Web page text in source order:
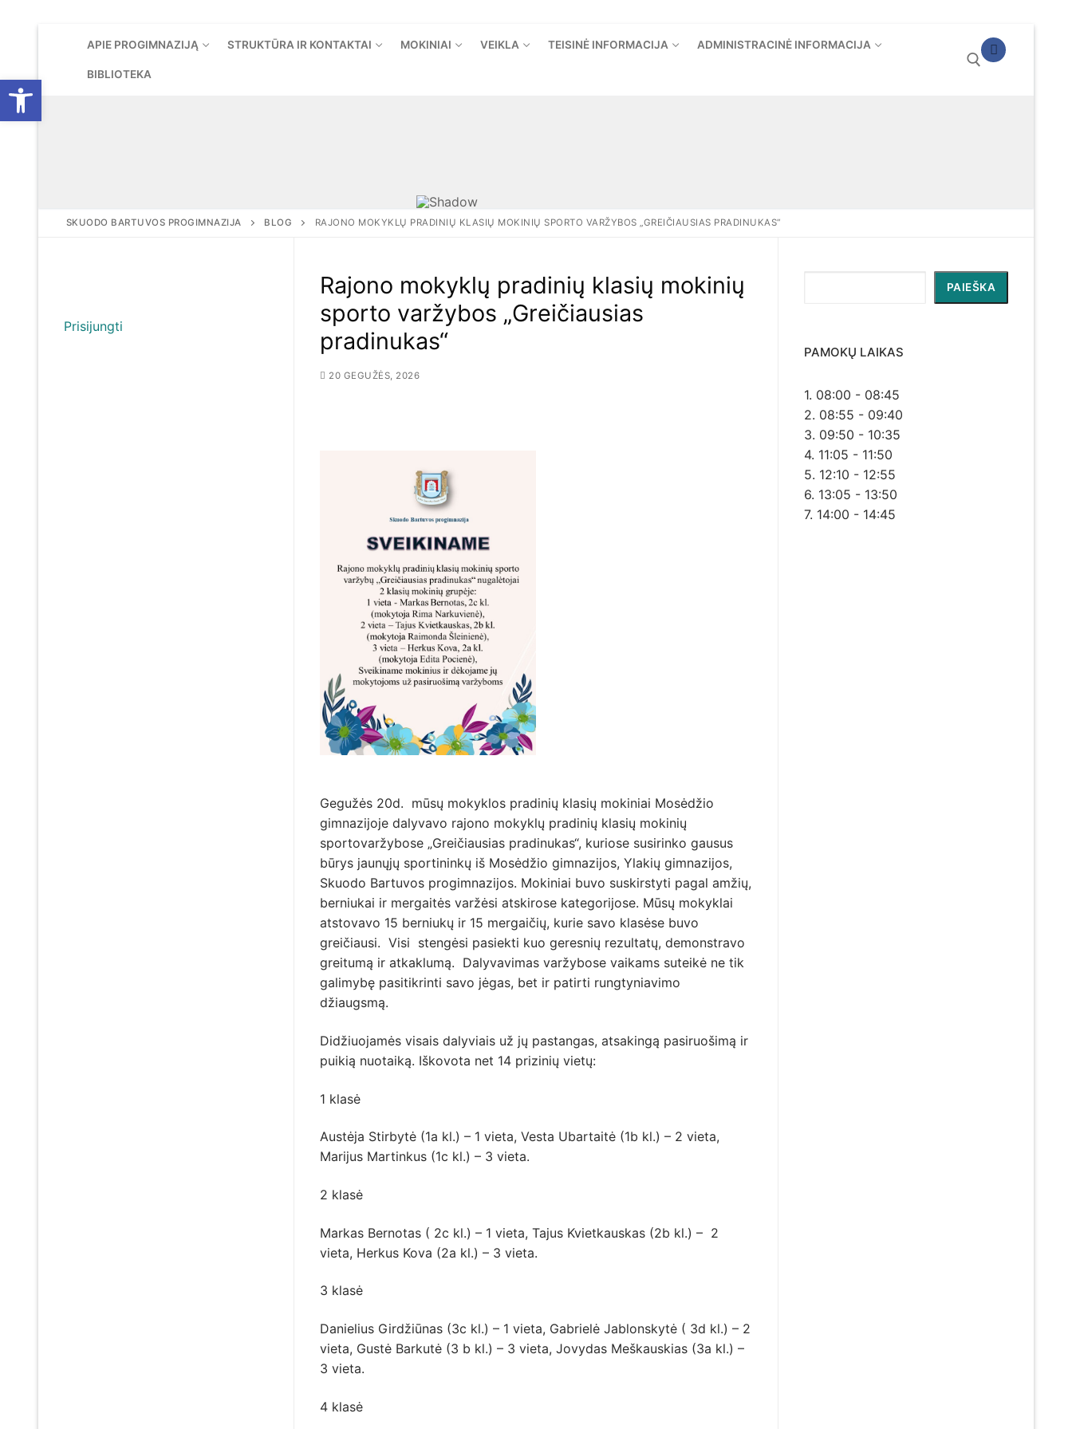
Open toolbar
APIE PROGIMNAZIJĄ STRUKTŪRA IR KONTAKTAI MOKINIAI VEIKLA TEISINĖ INFORMACIJA ADMINISTRACINĖ INFORMACIJA
BIBLIOTEKA
SKUODO BARTUVOS PROGIMNAZIJA BLOG RAJONO MOKYKLŲ PRADINIŲ KLASIŲ MOKINIŲ SPORTO VARŽYBOS „GREIČIAUSIAS PRADINUKAS“
Rajono mokyklų pradinių klasių mokinių
sporto varžybos „Greičiausias
pradinukas“
20 GEGUŽĖS, 2026
Gegužės 20d. mūsų mokyklos pradinių klasių mokiniai Mosėdžio
gimnazijoje dalyvavo rajono mokyklų pradinių klasių mokinių
sportovaržybose „Greičiausias pradinukas“, kuriose susirinko gausus
būrys jaunųjų sportininkų iš Mosėdžio gimnazijos, Ylakių gimnazijos,
Skuodo Bartuvos progimnazijos. Mokiniai buvo suskirstyti pagal amžių,
berniukai ir mergaitės varžėsi atskirose kategorijose. Mūsų mokyklai
atstovavo 15 berniukų ir 15 mergaičių, kurie savo klasėse buvo
greičiausi. Visi stengėsi pasiekti kuo geresnių rezultatų, demonstravo
greitumą ir atkaklumą. Dalyvavimas varžybose vaikams suteikė ne tik
galimybę pasitikrinti savo jėgas, bet ir patirti rungtyniavimo
džiaugsmą.
Didžiuojamės visais dalyviais už jų pastangas, atsakingą pasiruošimą ir
puikią nuotaiką. Iškovota net 14 prizinių vietų:
1 klasė
Austėja Stirbytė (1a kl.) – 1 vieta, Vesta Ubartaitė (1b kl.) – 2 vieta,
Marijus Martinkus (1c kl.) – 3 vieta.
2 klasė
Markas Bernotas ( 2c kl.) – 1 vieta, Tajus Kvietkauskas (2b kl.) – 2
vieta, Herkus Kova (2a kl.) – 3 vieta.
3 klasė
Danielius Girdžiūnas (3c kl.) – 1 vieta, Gabrielė Jablonskytė ( 3d kl.) – 2
vieta, Gustė Barkutė (3 b kl.) – 3 vieta, Jovydas Meškauskias (3a kl.) –
3 vieta.
4 klasė
PAIEŠKA
PAMOKŲ LAIKAS
1. 08:00 - 08:45
2. 08:55 - 09:40
3. 09:50 - 10:35
4. 11:05 - 11:50
5. 12:10 - 12:55
6. 13:05 - 13:50
7. 14:00 - 14:45
Prisijungti